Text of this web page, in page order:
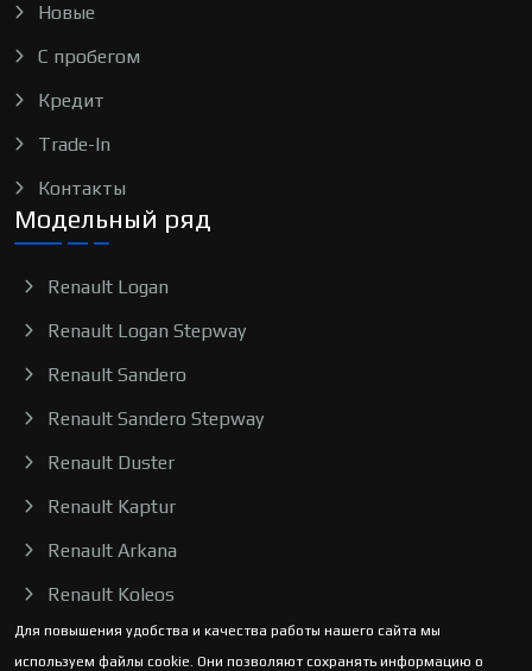
Новые
С пробегом
Кредит
Trade-In
Контакты
Модельный ряд
Renault Logan
Renault Logan Stepway
Renault Sandero
Renault Sandero Stepway
Renault Duster
Renault Kaptur
Renault Arkana
Renault Koleos
Для повышения удобства и качества работы нашего сайта мы
используем файлы cookie. Они позволяют сохранять информацию о